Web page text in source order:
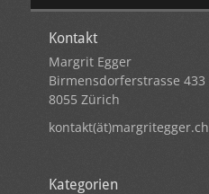
Kontakt
Margrit Egger
Birmensdorferstrasse 433
8055 Zürich
kontakt(ät)margritegger.ch
Kategorien